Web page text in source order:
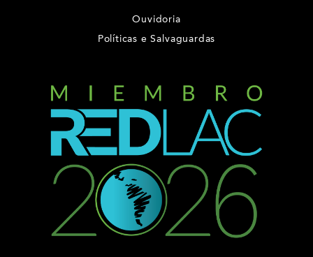
Ouvidoria
Políticas e Salvaguardas